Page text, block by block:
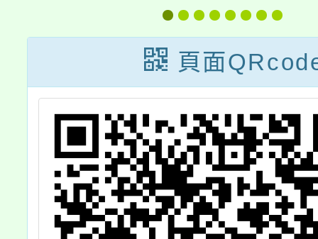
人包－桃園限定
版」1份，請貴
校宣導並鼓勵學
生踴躍參加，請
查照。
競賽
能力
1份，
隊報
案，
頁面